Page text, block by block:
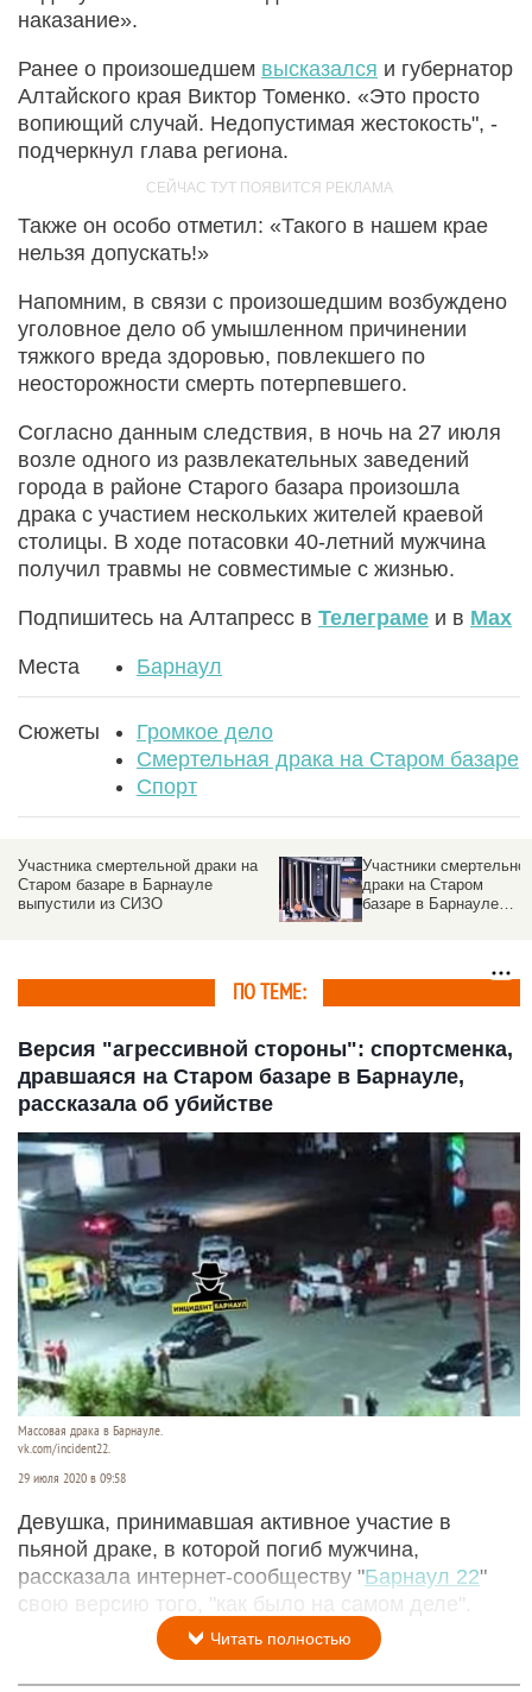
наказание».
Ранее о произошедшем высказался и губернатор
Алтайского края Виктор Томенко. «Это просто
вопиющий случай. Недопустимая жестокость", -
подчеркнул глава региона.
Также он особо отметил: «Такого в нашем крае
нельзя допускать!»
Напомним, в связи с произошедшим возбуждено
уголовное дело об умышленном причинении
тяжкого вреда здоровью, повлекшего по
неосторожности смерть потерпевшего.
Согласно данным следствия, в ночь на 27 июля
возле одного из развлекательных заведений
города в районе Старого базара произошла
драка с участием нескольких жителей краевой
столицы. В ходе потасовки 40-летний мужчина
получил травмы не совместимые с жизнью.
Подпишитесь на Алтапресс в Телеграме и в Max
Места Барнаул
Сюжеты
Громкое дело
Смертельная драка на Старом базаре
Спорт
Участники смертельной
драки на Старом
базаре в Барнауле
Вдова убитого в драке на Старом
базаре барнаульца встретилась с
участницей конфликта
ПО ТЕМЕ:
Версия "агрессивной стороны": спортсменка,
дравшаяся на Старом базаре в Барнауле,
рассказала об убийстве
Массовая драка в Барнауле.
vk.com/incident22.
29 июля 2020 в 09:58
Девушка, принимавшая активное участие в
пьяной драке, в которой погиб мужчина,
рассказала интернет-сообществу "Барнаул 22"
свою версию того, "как было на самом деле".
Читать полностью